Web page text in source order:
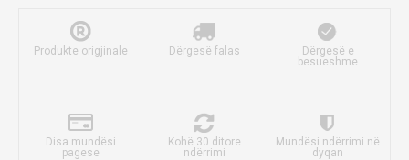
Produkte origjinale Dërgesë falas
Dërgesë e
besueshme
Disa mundësi
pagese
Kohë 30 ditore
ndërrimi
Mundësi ndërrimi në
dyqan